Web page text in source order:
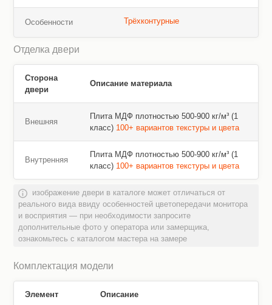
Особенности Трёхконтурные
Отделка двери
Сторона
двери
Описание материала
Внешняя
Плита МДФ плотностью 500-900 кг/м³ (1
класс) 100+ вариантов текстуры и цвета
Внутренняя
Плита МДФ плотностью 500-900 кг/м³ (1
класс) 100+ вариантов текстуры и цвета
изображение двери в каталоге может отличаться от
реального вида ввиду особенностей цветопередачи монитора
и восприятия — при необходимости запросите
дополнительные фото у оператора или замерщика,
ознакомьтесь с каталогом мастера на замере
Комплектация модели
Элемент Описание